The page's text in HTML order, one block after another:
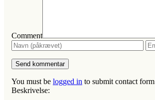
Comment
You must be logged in to submit contact form
Beskrivelse: